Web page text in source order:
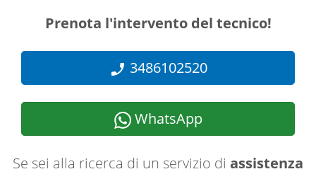
Prenota l'intervento del tecnico!
3486102520
WhatsApp
Se sei alla ricerca di un servizio di assistenza